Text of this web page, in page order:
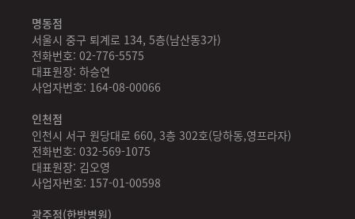
명동점
서울시 중구 퇴계로 134, 5층(남산동3가)
전화번호: 02-776-5575
대표원장: 하승연
사업자번호: 164-08-00066
인천점
인천시 서구 원당대로 660, 3층 302호(당하동,영프라자)
전화번호: 032-569-1075
대표원장: 김오영
사업자번호: 157-01-00598
광주점(한방병원)